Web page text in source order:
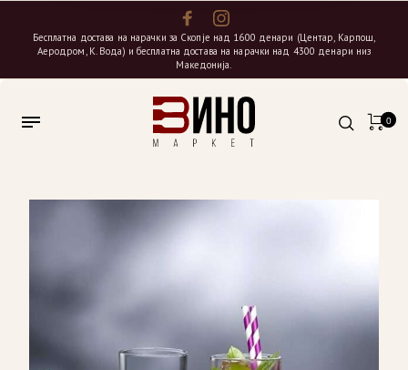
Бесплатна достава на нарачки за Скопје над 1600 денари (Центар, Карпош,
Аеродром, К. Вода) и бесплатна достава на нарачки над 4300 денари низ
Македонија.
0